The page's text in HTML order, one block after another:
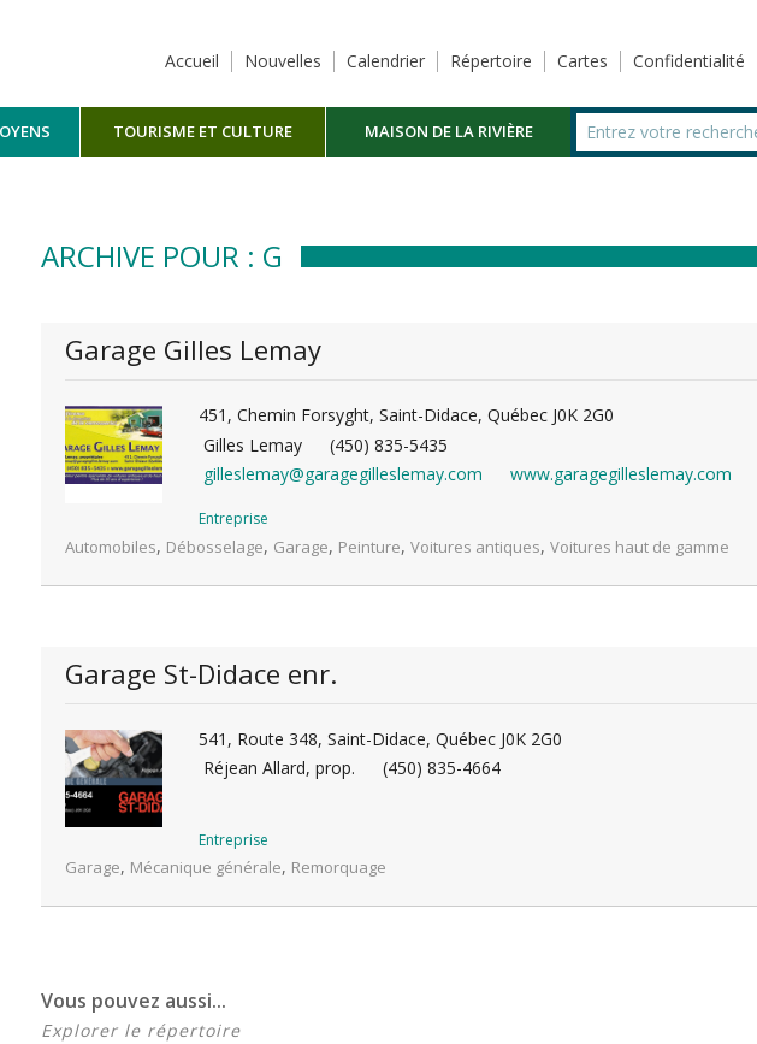
Accueil Nouvelles Calendrier Répertoire Cartes Confidentialité
TOURISME ET CULTURE MAISON DE LA RIVIÈRE
ARCHIVE POUR : G
Garage Gilles Lemay
451, Chemin Forsyght, Saint-Didace, Québec J0K 2G0
Gilles Lemay
(450) 835-5435
gilleslemay@garagegilleslemay.com
www.garagegilleslemay.com
Entreprise
Automobiles, Débosselage, Garage, Peinture, Voitures antiques, Voitures haut de gamme
Garage St-Didace enr.
541, Route 348, Saint-Didace, Québec J0K 2G0
Réjean Allard, prop.
(450) 835-4664
Entreprise
Garage, Mécanique générale, Remorquage
Vous pouvez aussi...
Explorer le répertoire